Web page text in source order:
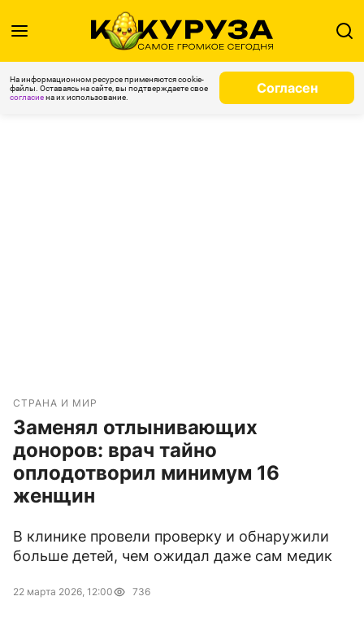
На информационном ресурсе применяются cookie-
файлы. Оставаясь на сайте, вы подтверждаете свое
согласиена их использование.
Согласен
СТРАНА И МИР
Заменял отлынивающих
доноров: врач тайно
оплодотворил минимум 16
женщин
В клинике провели проверку и обнаружили
больше детей, чем ожидал даже сам медик
22 марта 2026, 12:00 736